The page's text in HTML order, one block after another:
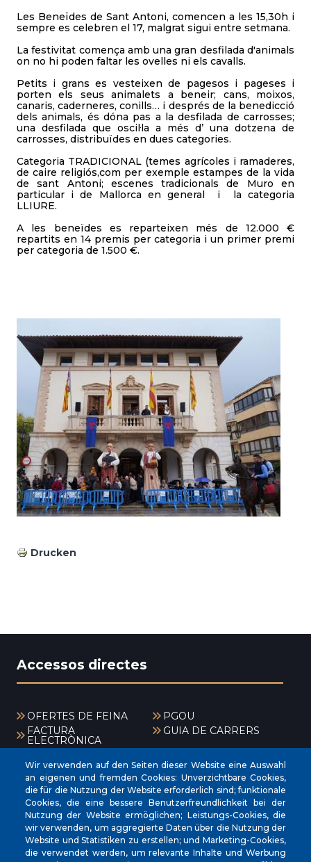
Les Beneïdes de Sant Antoni, comencen a les 15,30h i
sempre es celebren el 17, malgrat sigui entre setmana.
La festivitat comença amb una gran desfilada d'animals
on no hi poden faltar les ovelles ni els cavalls.
Petits i grans es vesteixen de pagesos i pageses i
porten els seus animalets a beneir; cans, moixos,
canaris, caderneres, conills… i després de la benedicció
dels animals, és dóna pas a la desfilada de carrosses;
una desfilada que oscil·la a més d’ una dotzena de
carrosses, distribuïdes en dues categories.
Categoria TRADICIONAL (temes agrícoles i ramaderes,
de caire religiós,com per exemple estampes de la vida
de sant Antoni; escenes tradicionals de Muro en
particular i de Mallorca en general i la categoria
LLIURE.
A les beneïdes es reparteixen més de 12.000 €
repartits en 14 premis per categoria i un primer premi
per categoria de 1.500 €.
Drucken
Accessos directes
OFERTES DE FEINA
PGOU
FACTURA
ELECTRÒNICA
GUIA DE CARRERS
BÚSTIA DENÚNCIES
ANTIFRAU
CANAL DE DENÚNCIES
Menú
Wir verwenden auf den Seiten dieser Website eine Auswahl
an eigenen und fremden Cookies: Unverzichtbare Cookies,
die für die Nutzung der Website erforderlich sind; funktionale
Cookies, die eine bessere Benutzerfreundlichkeit bei der
Nutzung der Website ermöglichen; Leistungs-Cookies, die
wir verwenden, um aggregierte Daten über die Nutzung der
Website und Statistiken zu erstellen; und Marketing-Cookies,
die verwendet werden, um relevante Inhalte und Werbung